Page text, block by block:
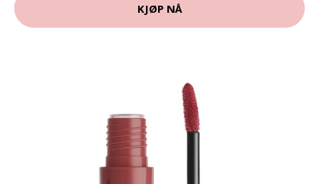
KJØP NÅ